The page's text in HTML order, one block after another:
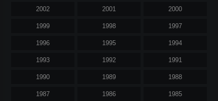
2002 2001 2000
1999 1998 1997
1996 1995 1994
1993 1992 1991
1990 1989 1988
1987 1986 1985